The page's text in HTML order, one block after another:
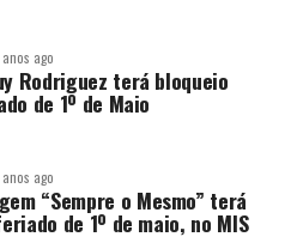
anos ago
Rodriguez terá bloqueio
de 1º de Maio
anos ago
“Sempre o Mesmo” terá
de 1º de maio, no MIS